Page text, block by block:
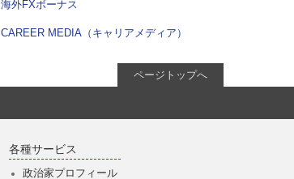
海外FXボーナス
CAREER MEDIA（キャリアメディア）
ページトップへ
各種サービス
政治家プロフィール